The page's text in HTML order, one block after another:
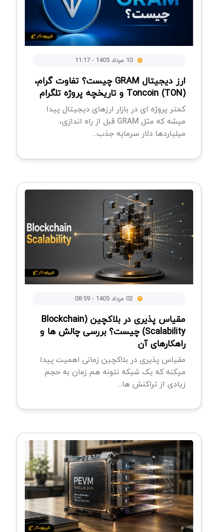
ارز دیجیتال GRAM چیست؟ تفاوت گرام،
(Toncoin (TON و تاریخچه پروژه تلگرام
کمتر پروژه ای در بازار ارزهای دیجیتال پیدا
میشه که مثل GRAM قبل از راه اندازی،
میلیاردها دلار سرمایه جذب...
مقیاس پذیری در بلاکچین (Blockchain
Scalability) چیست؟ بررسی چالش ها و
راهکارهای آن
مقیاس پذیری در بلاکچین زمانی اهمیت پیدا
میکنه که یک شبکه نتونه هم زمان به حجم
زیادی از تراکنش ها...